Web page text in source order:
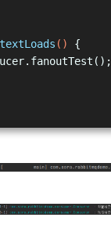
()
{